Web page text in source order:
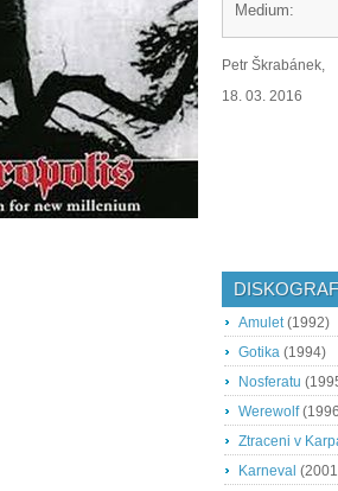
Medium:
Petr Škrabánek,
18. 03. 2016
Amulet(1992)
Gotika (1994)
Nosferatu
Werewolf
Ztraceni v
Karneval